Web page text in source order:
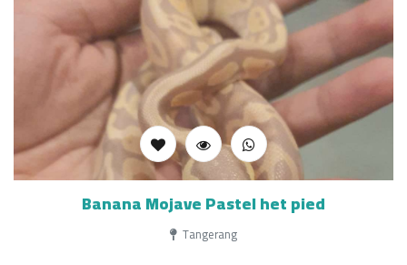
Banana Mojave Pastel het pied
Tangerang